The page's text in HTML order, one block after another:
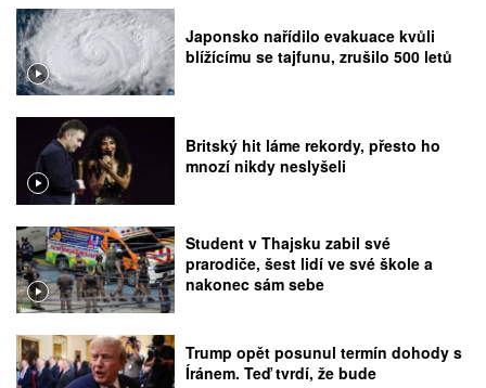
Japonsko nařídilo evakuace kvůli
blížícímu se tajfunu, zrušilo 500 letů
Britský hit láme rekordy, přesto ho
mnozí nikdy neslyšeli
Student v Thajsku zabil své
prarodiče, šest lidí ve své škole a
nakonec sám sebe
Trump opět posunul termín dohody s
Íránem. Teď tvrdí, že bude